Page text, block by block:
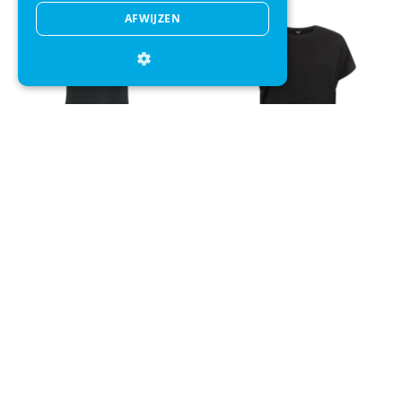
AFWIJZEN